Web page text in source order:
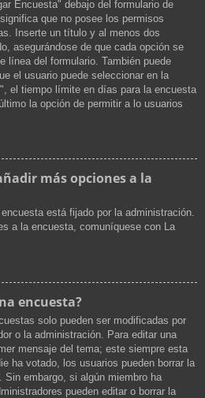
Encuesta" debajo del formulario de
que no posee los permisos
Inserte un título y al menos dos
asegurándose de que cada opción se
línea del formulario. También puede
el usuario puede seleccionar en la
el tiempo límite en días para la encuesta
la opción de permitir a lo usuarios
más opciones a la
está fijado por la administración.
a la encuesta, comuníquese con La
encuesta?
solo pueden ser modificadas por
o la administración. Para editar una
mensaje del tema; este siempre esta
ha votado, los usuarios pueden borrar la
embargo, si algún miembro ha
pueden editar o borrar la